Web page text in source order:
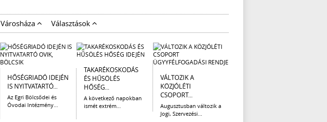
Városháza Választások
HŐSÉGRIADÓ IDEJÉN
IS NYITVATARTÓ...
Az Egri Bölcsődei és
Óvodai Intézmény...
TAKARÉKOSKODÁS
ÉS HŰSÖLÉS
HŐSÉG...
A következő napokban
ismét extrém...
VÁLTOZIK A
KÖZJÓLÉTI
CSOPORT...
Augusztusban változik a
Jogi, Szervezési...